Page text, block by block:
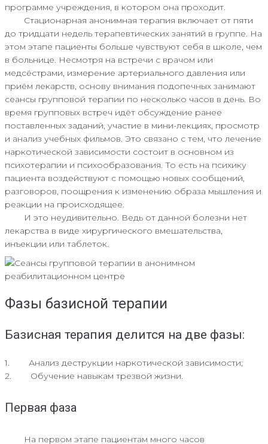
программе учреждения, в котором она проходит.
Стационарная анонимная терапия включает от пяти
до тридцати недель терапевтических занятий в группе. На
этом этапе пациенты больше чувствуют себя в школе, чем
в больнице. Несмотря на встречи с врачом или
медсёстрами, измерение артериального давления или
приём лекарств, основу внимания подопечных занимают
сеансы групповой терапии по несколько часов в день. Во
время групповых встреч идёт обсуждение ранее
поставленных заданий, участие в мини-лекциях, просмотр
и анализ учебных фильмов. Это связано с тем, что лечение
наркотической зависимости состоит в основном из
психотерапии и психообразования. То есть на психику
пациента воздействуют с помощью новых сообщений,
разговоров, поощрения к изменению образа мышления и
реакции на происходящее.
И это неудивительно. Ведь от данной болезни нет
лекарства в виде хирургического вмешательства,
инъекции или таблеток.
Фазы базисной терапии
Базисная терапия делится на две фазы:
1. Анализ деструкции наркотической зависимости;
2. Обучение навыкам трезвой жизни.
Первая фаза
На первом этапе пациентам много часов